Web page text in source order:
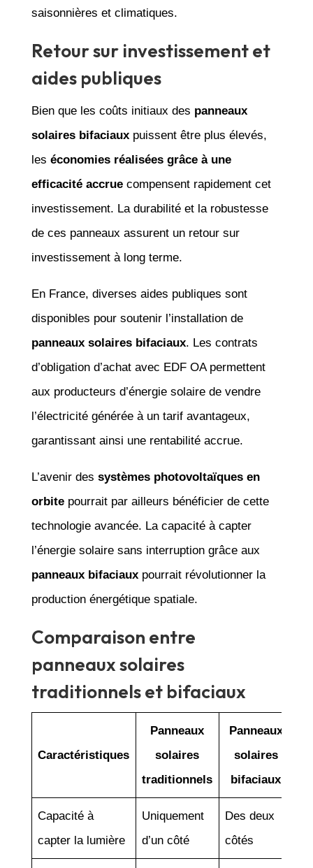
saisonnières et climatiques.
Retour sur investissement et
aides publiques
Bien que les coûts initiaux des panneaux
solaires bifaciauxpuissent être plus élevés,
les économies réalisées grâce à une
efficacité accruecompensent rapidement cet
investissement. La durabilité et la robustesse
de ces panneaux assurent un retour sur
investissement à long terme.
En France, diverses aides publiques sont
disponibles pour soutenir l’installation de
panneaux solaires bifaciaux. Les contrats
d’obligation d’achat avec EDF OA permettent
aux producteurs d’énergie solaire de vendre
l’électricité générée à un tarif avantageux,
garantissant ainsi une rentabilité accrue.
L’avenir des systèmes photovoltaïques en
orbitepourrait par ailleurs bénéficier de cette
technologie avancée. La capacité à capter
l’énergie solaire sans interruption grâce aux
panneaux bifaciauxpourrait révolutionner la
production énergétique spatiale.
Comparaison entre
panneaux solaires
traditionnels et bifaciaux
Caractéristiques
Panneaux
solaires
traditionnels
Panneaux
solaires
bifaciaux
Capacité à
capter la lumière
Uniquement
d’un côté
Des deux
côtés